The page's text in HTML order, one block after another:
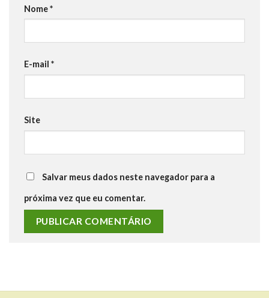
Nome*
E-mail *
Site
Salvar meus dados neste navegador para a
próxima vez que eu comentar.